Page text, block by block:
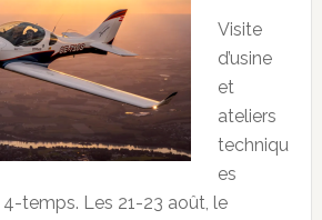
Visite
d’usine
et
ateliers
techniqu
es
temps. Les 21-23 août, le